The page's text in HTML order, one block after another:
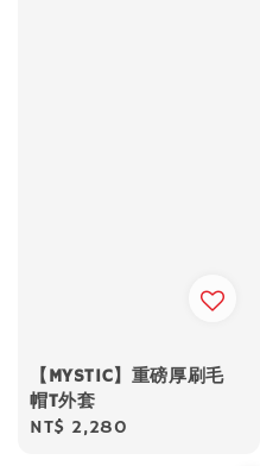
【MYSTIC】重磅厚刷毛
帽T外套
Regular
NT$ 2,280